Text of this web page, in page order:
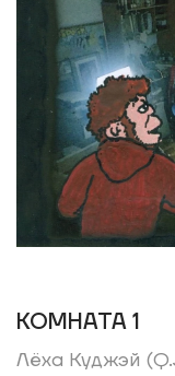
КОМНАТА 1
Лёха Куджэй